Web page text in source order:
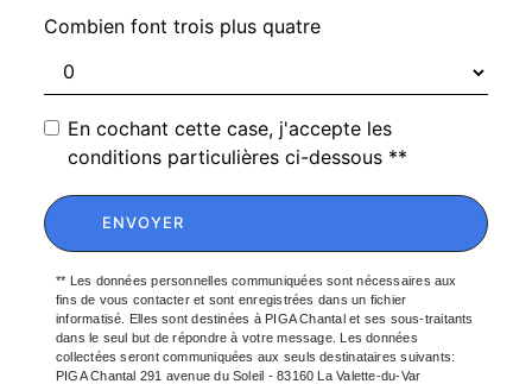
Combien font trois plus quatre
En cochant cette case, j'accepte les
conditions particulières ci-dessous **
ENVOYER
** Les données personnelles communiquées sont nécessaires aux
fins de vous contacter et sont enregistrées dans un fichier
informatisé. Elles sont destinées à PIGA Chantal et ses sous-traitants
dans le seul but de répondre à votre message. Les données
collectées seront communiquées aux seuls destinataires suivants:
PIGA Chantal 291 avenue du Soleil - 83160 La Valette-du-Var